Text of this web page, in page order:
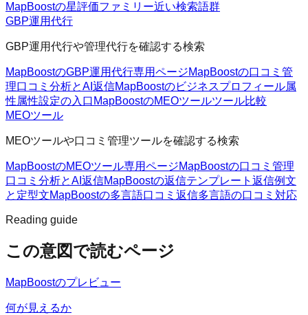
MapBoostの星評価ファミリー近い検索語群
GBP運用代行
GBP運用代行や管理代行を確認する検索
MapBoostのGBP運用代行専用ページMapBoostの口コミ管
理口コミ分析とAI返信MapBoostのビジネスプロフィール属
性属性設定の入口 MapBoostのMEOツールツール比較
MEOツール
MEOツールや口コミ管理ツールを確認する検索
MapBoostのMEOツール専用ページMapBoostの口コミ管理
口コミ分析とAI返信MapBoostの返信テンプレート 返信例文
と定型文MapBoostの多言語口コミ返信多言語の口コミ対応
Reading guide
この意図で読むページ
MapBoostのプレビュー
何が見えるか